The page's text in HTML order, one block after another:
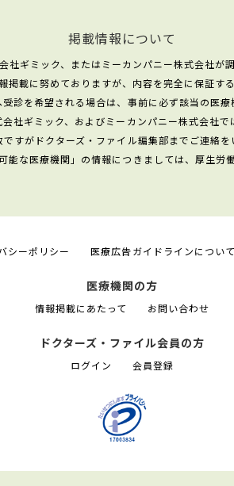
掲載情報について
社ギミック、またはミーカンパニー株式会社が
掲載に努めておりますが、内容を完全に保証す
診を希望される場合は、事前に必ず該当の医療
社ギミック、およびミーカンパニー株式会社で
すがドクターズ・ファイル編集部までご連絡を
な医療機関」の情報につきましては、厚生労
シーポリシー 医療広告ガイドラインについて
医療機関の方
情報掲載にあたって お問い合わせ
ドクターズ・ファイル会員の方
ログイン 会員登録